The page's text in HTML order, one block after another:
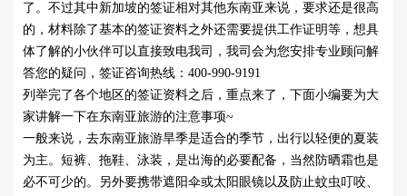
了。不过其中新加坡的签证相对其他东南亚来说，要求还是很高
的，材料除了基本的签证资料之外还需要提供工作证明等，想具
体了解的小伙伴可以直接致电我司，我司会为您安排专业顾问解
答您的疑问，签证咨询热线：400-990-9191
列举完了各个地区的签证资料之后，重点来了，下面小编要为大
家讲解一下在东南亚旅游的注意事项~
一般来说，去东南亚旅游旱季是适合的季节，出行以轻便的夏装
为主。短裤、拖鞋、泳装，是出海的必要配备，当然防晒霜也是
必不可少的。另外要携带遮阳伞或太阳眼镜以及防止蚊虫叮咬、